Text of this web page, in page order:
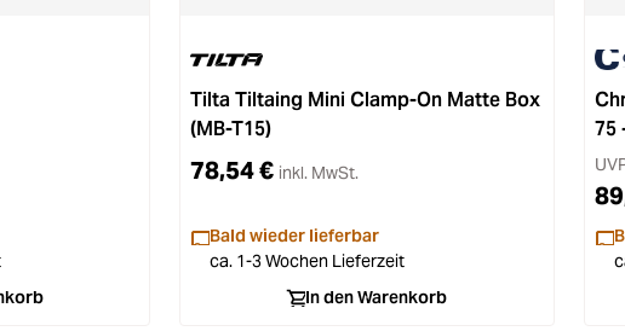
Tilta Tiltaing Mini Clamp-On Matte Box
(MB-T15)
78,54 € inkl. MwSt.
Bald wieder lieferbar
ca. 1-3 Wochen Lieferzeit
In den Warenkorb
75